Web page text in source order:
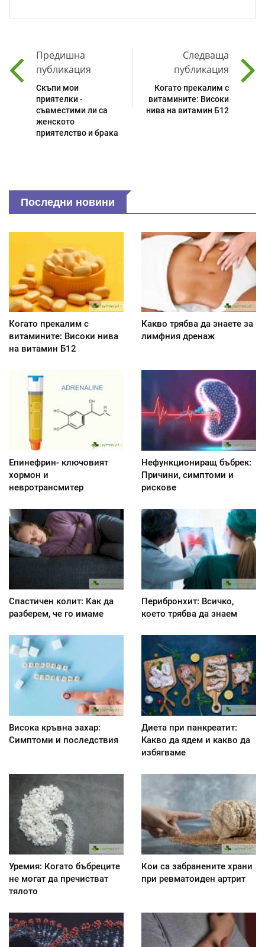
Предишна
публикация
Скъпи мои
приятелки -
съвместими ли са
женското
приятелство и брака
Следваща
публикация
Когато прекалим с
витамините: Високи
нива на витамин Б12
Последни новини
Когато прекалим с
витамините: Високи нива
на витамин Б12
Какво трябва да знаете за
лимфния дренаж
Епинефрин- ключовият
хормон и
невротрансмитер
Нефункциониращ бъбрек:
Причини, симптоми и
рискове
Спастичен колит: Как да
разберем, че го имаме
Перибронхит: Всичко,
което трябва да знаем
Висока кръвна захар:
Симптоми и последствия
Диета при панкреатит:
Kакво да ядем и какво да
избягваме
Уремия: Когато бъбреците
не могат да пречистват
тялото
Кои са забранените храни
при ревматоиден артрит